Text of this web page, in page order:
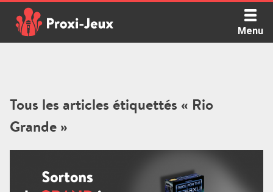
content
Menu
Tous les articles étiquettés « Rio
Grande »